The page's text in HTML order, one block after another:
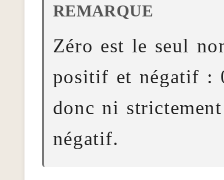
Zéro est le seul
positif et négatif :
donc ni
négatif.